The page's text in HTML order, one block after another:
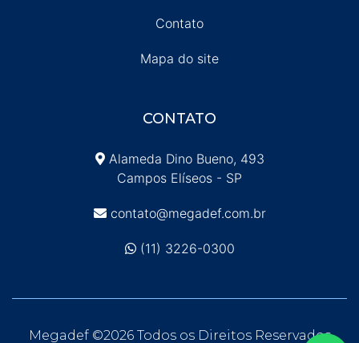
Contato
Mapa do site
CONTATO
Alameda Dino Bueno, 493
Campos Elíseos - SP
contato@megadef.com.br
(11) 3226-0300
Megadef ©2026 Todos os Direitos Reservados